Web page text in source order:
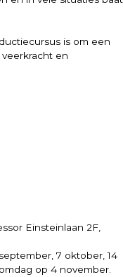
is om een
en
Einsteinlaan 2F,
7 oktober, 14
op 4 november.